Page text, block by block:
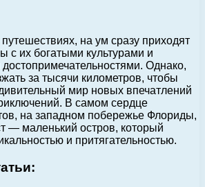
на ум сразу приходят
с их богатыми культурами и
Однако,
за тысячи километров, чтобы
мир новых впечатлений
В самом сердце
на западном побережье Флориды,
— маленький остров, который
и притягательностью.